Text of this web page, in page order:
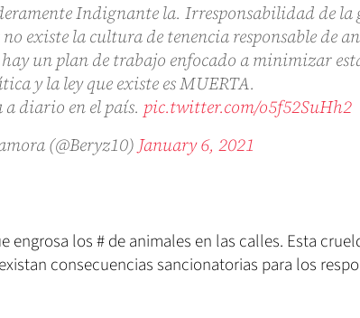
Indignante la. Irresponsabilidad de la
existe la cultura de tenencia responsable de
un plan de trabajo enfocado a minimizar
y la ley que existe es MUERTA.
a diario en el país. pic.twitter.com/o5f52SuHh2
(@Beryz10) January 6, 2021
engrosa los # de animales en las calles. Esta
consecuencias sancionatorias para los